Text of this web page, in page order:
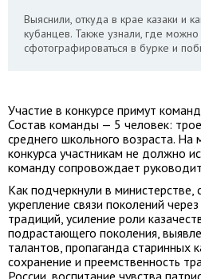
Выяснили, откуда в крае казаки и
кубанцев. Также узнали, где
сфотографироваться в бурке и
Участие в конкурсе примут
Состав команды — 5 человек:
среднего школьного возраста.
конкурса участникам не должно
команду сопровождает
Как подчеркнули в
укрепление связи поколений
традиций, усиление роли
подрастающего поколения,
талантов, пропаганда старинных
сохранение и преемственность